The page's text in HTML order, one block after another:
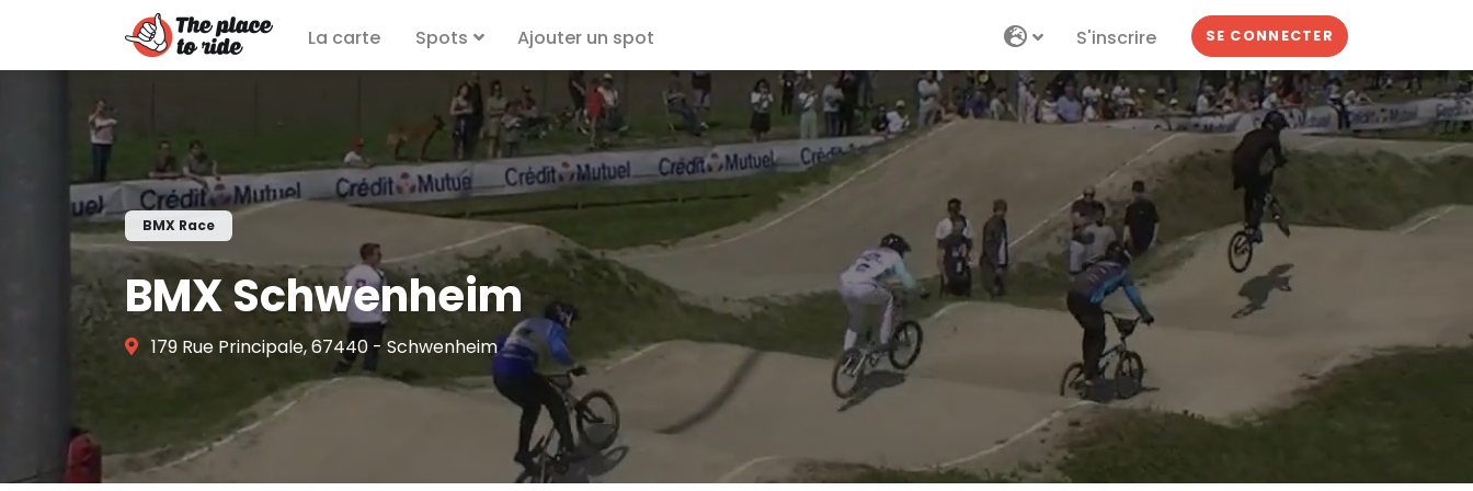
La carte Spots Ajouter un spot S'inscrire SE CONNECTER
BMX Race
BMX Schwenheim
179 Rue Principale, 67440 - Schwenheim